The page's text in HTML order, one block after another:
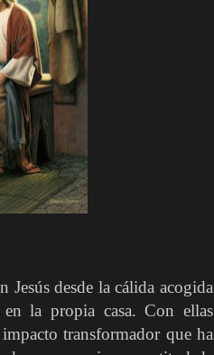
desde la cálida acogida
la propia casa. Con ellas
transformador que ha